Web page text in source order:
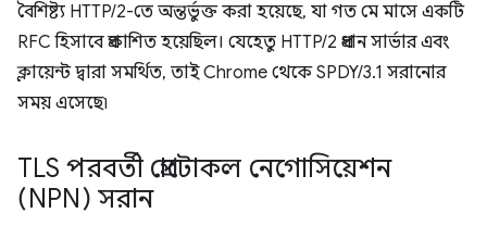
বৈশিষ্ট্য HTTP/2-তে অন্তর্ভুক্ত করা হয়েছে, যা গত মে মাসে একটি
RFC হিসাবে প্রকাশিত হয়েছিল। যেহেতু HTTP/2 প্রধান সার্ভার এবং
ক্লায়েন্ট দ্বারা সমর্থিত, তাই Chrome থেকে SPDY/3.1 সরানোর
সময় এসেছে৷
TLS পরবর্তী প্রোটোকল নেগোসিয়েশন
(NPN) সরান